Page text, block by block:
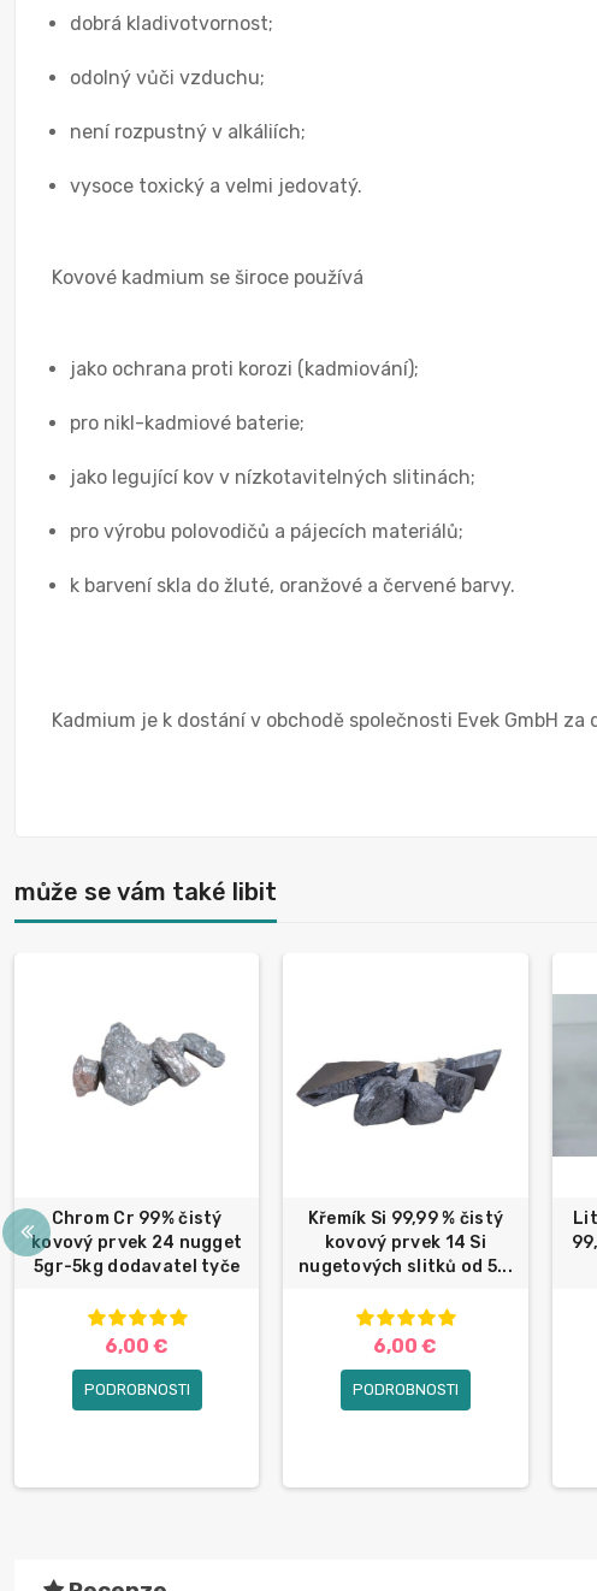
dobrá kladivotvornost;
odolný vůči vzduchu;
není rozpustný v alkáliích;
vysoce toxický a velmi jedovatý.
Kovové kadmium se široce používá
jako ochrana proti korozi (kadmiování);
pro nikl-kadmiové baterie;
jako legující kov v nízkotavitelných slitinách;
pro výrobu polovodičů a pájecích materiálů;
k barvení skla do žluté, oranžové a červené barvy.
Kadmium je k dostání v obchodě společnosti Evek GmbH
může se vám také libit
Chrom Cr 99% čistý
kovový prvek 24 nugget
5gr-5kg dodavatel tyče
6,00 €
PODROBNOSTI
Křemík Si 99,99 % čistý
kovový prvek 14 Si
nugetových slitků od 5...
6,00 €
PODROBNOSTI